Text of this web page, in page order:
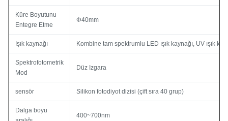
Küre Boyutunu
Entegre Etme
Φ40mm
Işık kaynağı Kombine tam spektrumlu LED ışık kaynağı, UV ışık
Spektrofotometrik
Mod
Düz Izgara
sensör Silikon fotodiyot dizisi (çift sıra 40 grup)
Dalga boyu
400~700nm